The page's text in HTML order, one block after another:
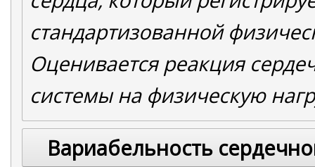
стандартизованной
Оценивается реакция
системы на физическую
Вариабельность